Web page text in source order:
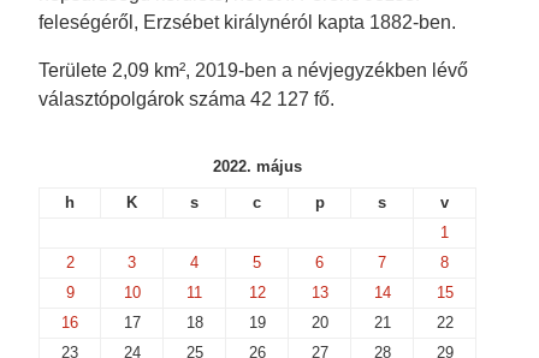
w
i
o
)
i
n
w
n
d
)
n
d
)
feleségéről, Erzsébet királynéról kapta 1882-ben.
Területe 2,09 km², 2019-ben a névjegyzékben lévő
választópolgárok száma 42 127 fő.
2022. május
h
K s c p s
v
1
2
3 4 5 6 7
8
9
10 11 12 13 14
15
16
17 18 19 20 21
22
23
24 25 26 27 28
29